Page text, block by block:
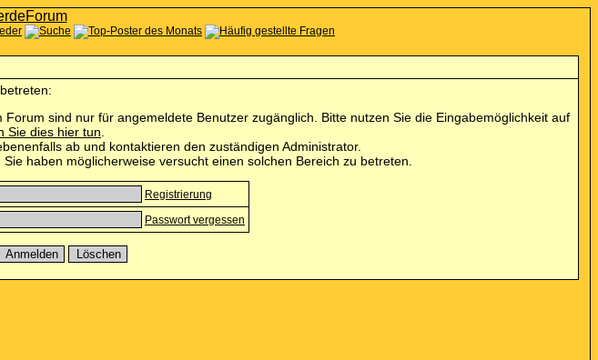
sind nur für angemeldete Benutzer zugänglich. Bitte nutzen Sie die Eingabemöglichkeit auf
Sie dies hier tun
ab und kontaktieren den zuständigen Administrator.
haben möglicherweise versucht einen solchen Bereich zu betreten.
Registrierung
Passwort vergessen